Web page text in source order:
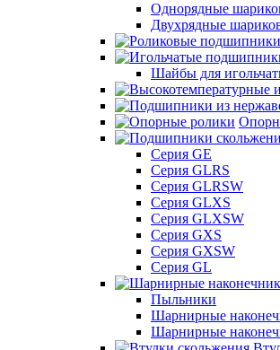
Однорядные
Двухрядные
Шайбы для
Серия GE
Серия GLRS
Серия GLRSW
Серия GLXS
Серия GLXSW
Серия GXS
Серия GXSW
Серия GL
Пыльники
Шарнирные
Шарнирные